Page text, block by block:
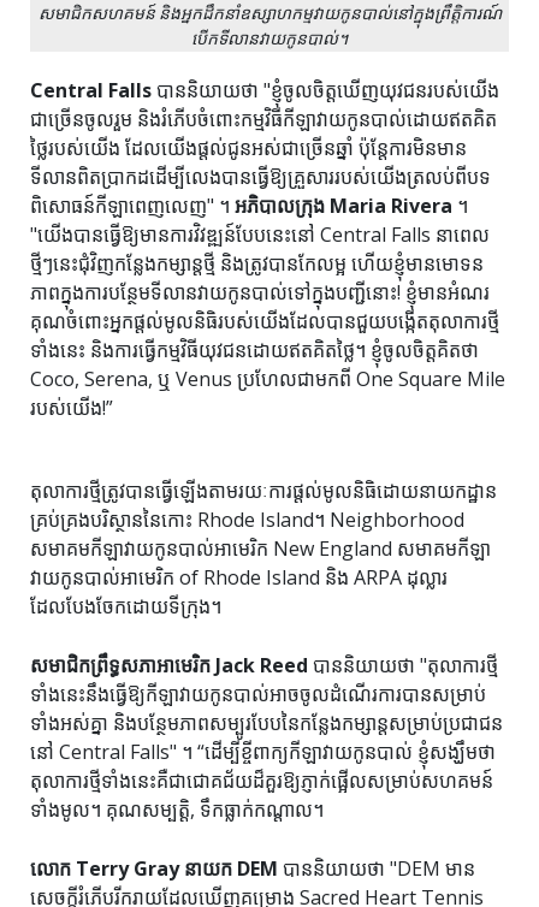
សមាជិកសហគមន៍ និងអ្នកដឹកនាំឧស្សាហកម្មវាយកូនបាល់នៅក្នុងព្រឹត្តិការណ៍
បើកទីលានវាយកូនបាល់។
Central Fallsបាននិយាយថា "ខ្ញុំចូលចិត្តឃើញយុវជនរបស់យើង
ជាច្រើនចូលរួម និងរំភើបចំពោះកម្មវិធីកីឡាវាយកូនបាល់ដោយឥតគិត
ថ្លៃរបស់យើង ដែលយើងផ្តល់ជូនអស់ជាច្រើនឆ្នាំ ប៉ុន្តែការមិនមាន
ទីលានពិតប្រាកដដើម្បីលេងបានធ្វើឱ្យគ្រួសាររបស់យើងត្រលប់ពីបទ
ពិសោធន៍កីឡាពេញលេញ" ។ អភិបាលក្រុង Maria Rivera ។
"យើងបានធ្វើឱ្យមានការវិវឌ្ឍន៍បែបនេះនៅ Central Falls នាពេល
ថ្មីៗនេះជុំវិញកន្លែងកម្សាន្តថ្មី និងត្រូវបានកែលម្អ ហើយខ្ញុំមានមោទន
ភាពក្នុងការបន្ថែមទីលានវាយកូនបាល់ទៅក្នុងបញ្ជីនោះ! ខ្ញុំ​មាន​អំណរ
គុណ​ចំពោះ​អ្នក​ផ្តល់​មូលនិធិ​របស់​យើង​ដែល​បាន​ជួយ​បង្កើត​តុលាការ​ថ្មី​
ទាំង​នេះ និង​ការ​ធ្វើ​កម្មវិធី​យុវជន​ដោយ​ឥត​គិត​ថ្លៃ។ ខ្ញុំចូលចិត្តគិតថា
Coco, Serena, ឬ Venus ប្រហែលជាមកពី One Square Mile
របស់យើង!”
តុលាការ​ថ្មី​ត្រូវ​បាន​ធ្វើ​ឡើង​តាម​រយៈ​ការ​ផ្តល់​មូលនិធិ​ដោយ​នាយកដ្ឋាន​
គ្រប់គ្រង​បរិស្ថាន​នៃ​កោះ Rhode Island។ Neighborhood
សមាគមកីឡាវាយកូនបាល់អាមេរិក New England សមាគមកីឡា
វាយកូនបាល់អាមេរិក of Rhode Island និង ARPA ដុល្លារ
ដែលបែងចែកដោយទីក្រុង។
សមាជិកព្រឹទ្ធសភាអាមេរិក Jack Reed បាននិយាយថា "តុលាការថ្មី
ទាំងនេះនឹងធ្វើឱ្យកីឡាវាយកូនបាល់អាចចូលដំណើរការបានសម្រាប់
ទាំងអស់គ្នា និងបន្ថែមភាពសម្បូរបែបនៃកន្លែងកម្សាន្តសម្រាប់ប្រជាជន
នៅ Central Falls" ។ “ដើម្បីខ្ចីពាក្យកីឡាវាយកូនបាល់ ខ្ញុំសង្ឃឹមថា
តុលាការថ្មីទាំងនេះគឺជាជោគជ័យដ៏គួរឱ្យភ្ញាក់ផ្អើលសម្រាប់សហគមន៍
ទាំងមូល។ គុណសម្បត្តិ, ទឹកធ្លាក់កណ្តាល។
លោក Terry Gray នាយក DEM បាននិយាយថា "DEM មាន
សេចក្តីរំភើបរីករាយដែលឃើញគម្រោង Sacred Heart Tennis